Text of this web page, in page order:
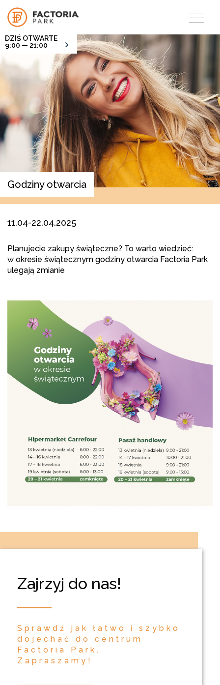
DZIŚ OTWARTE
9:00 — 21:00
Godziny otwarcia
11.04-22.04.2025
Planujecie zakupy świąteczne? To warto wiedzieć:
w okresie świątecznym godziny otwarcia Factoria Park
ulegają zmianie
Zajrzyj do nas!
Sprawdź jak łatwo i szybko
dojechać do centrum
Factoria Park.
Zapraszamy!